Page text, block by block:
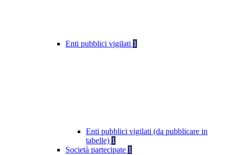
Enti pubblici vigilati 1
Enti pubblici vigilati (da pubblicare in
tabelle) 1
Società partecipate 1